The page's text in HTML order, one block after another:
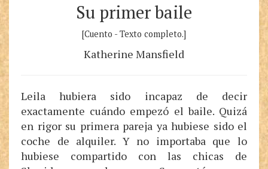
Su primer baile
[Cuento - Texto completo.]
Katherine Mansfield
Leila hubiera sido incapaz de decir
exactamente cuándo empezó el baile. Quizá
en rigor su primera pareja ya hubiese sido el
coche de alquiler. Y no importaba que lo
hubiese compartido con las chicas de